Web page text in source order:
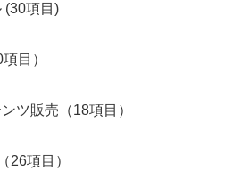
(30項目)
目）
ツ販売（18項目）
26項目）